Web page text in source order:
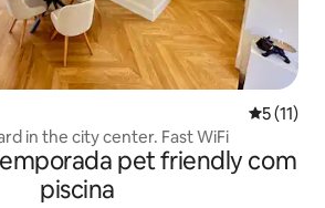
5 de uma
5 (11)
in the city center. Fast WiFi
pet friendly com
piscina